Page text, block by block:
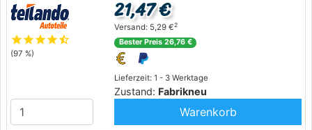
starstarstarstarstar_half
(97 %)
Lieferzeit: 1 - 3 Werktage
Zustand: Fabrikneu
21,47 €
Versand: 5,29 €2
Bester Preis 26,76 €
Warenkorb